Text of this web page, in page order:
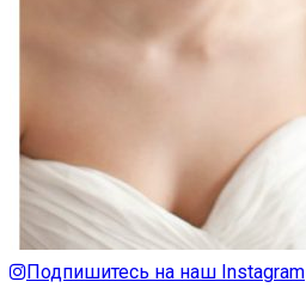
Подпишитесь на наш Instagram